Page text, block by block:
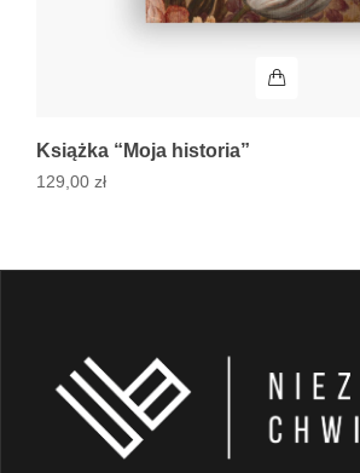
Książka “Moja historia”
129,00 zł